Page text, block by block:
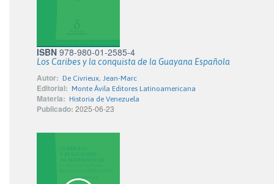
ISBN 978-980-01-2585-4
Los Caribes y la conquista de la Guayana Española
Autor: De Civrieux, Jean-Marc
Editorial: Monte Ávila Editores Latinoamericana
Materia: Historia de Venezuela
Publicado: 2025-06-23